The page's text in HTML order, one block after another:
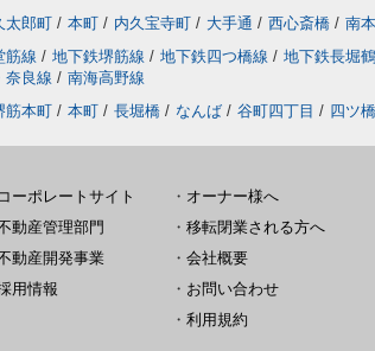
太郎町 / 本町 / 内久宝寺町 / 大手通 / 西心斎橋 / 南
筋線 / 地下鉄堺筋線 / 地下鉄四つ橋線 / 地下鉄長堀
奈良線 / 南海高野線
筋本町 / 本町 / 長堀橋 / なんば / 谷町四丁目 / 四ツ橋
コーポレートサイト
動産管理部門
動産開発事業
用情報
・ オーナー様へ
・ 移転閉業される方へ
・ 会社概要
・ お問い合わせ
・ 利用規約